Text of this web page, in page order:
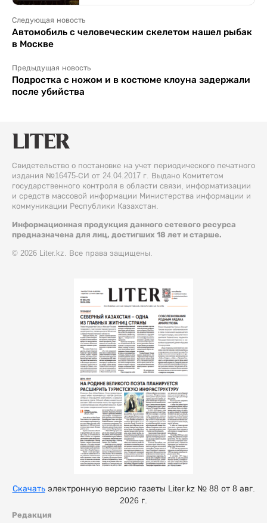
Следующая новость
Автомобиль с человеческим скелетом нашел рыбак
в Москве
Предыдущая новость
Подростка с ножом и в костюме клоуна задержали
после убийства
Свидетельство о постановке на учет периодического печатного
издания №16475-СИ от 24.04.2017 г. Выдано Комитетом
государственного контроля в области связи, информатизации
и средств массовой информации Министерства информации и
коммуникации Республики Казахстан.
Информационная продукция данного сетевого ресурса
предназначена для лиц, достигших 18 лет и старше.
© 2026 Liter.kz. Все права защищены.
Редакция
Скачатьэлектронную версию газеты Liter.kz № 88 от 8 авг.
2026 г.